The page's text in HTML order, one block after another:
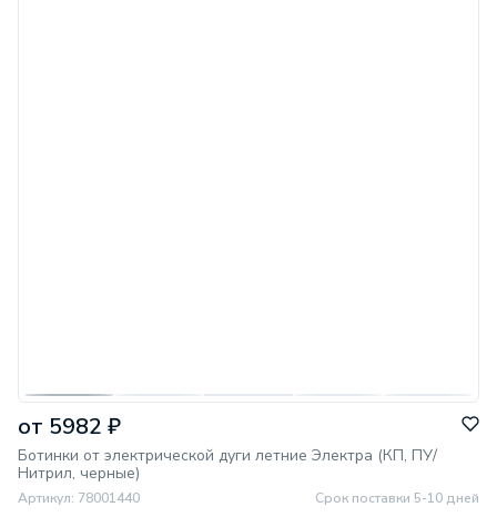
от 5982 ₽
Ботинки от электрической дуги летние Электра (КП, ПУ/
Нитрил, черные)
Артикул: 78001440 Срок поставки 5-10 дней